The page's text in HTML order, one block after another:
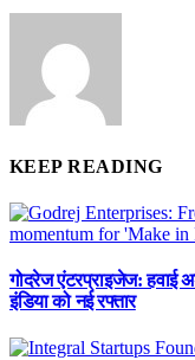
KEEP READING
गोदरेज एंटरप्राइजेज:
इंडिया को नई रफ्तार